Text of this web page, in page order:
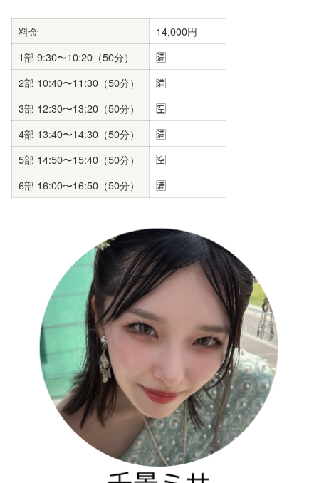
料金
14,000円
1部 9:30〜10:20（50分）
🈵
2部 10:40〜11:30（50分）
🈵
3部 12:30〜13:20（50分）
🈳
4部 13:40〜14:30（50分）
🈵
5部 14:50〜15:40（50分）
🈳
6部 16:00〜16:50（50分）
🈵